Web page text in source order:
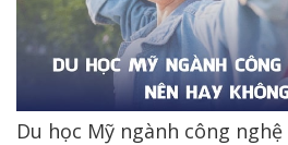
Du học Mỹ ngành công